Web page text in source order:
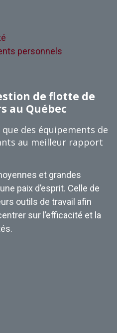
personnels
de flotte de
au Québec
des équipements de
au meilleur rapport
et grandes
paix d’esprit. Celle de
outils de travail afin
sur l’efficacité et la